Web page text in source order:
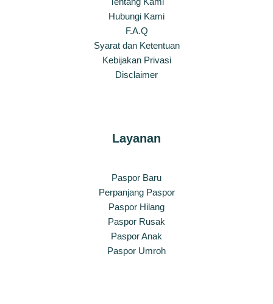
Tentang Kami
Hubungi Kami
F.A.Q
Syarat dan Ketentuan
Kebijakan Privasi
Disclaimer
Layanan
Paspor Baru
Perpanjang Paspor
Paspor Hilang
Paspor Rusak
Paspor Anak
Paspor Umroh